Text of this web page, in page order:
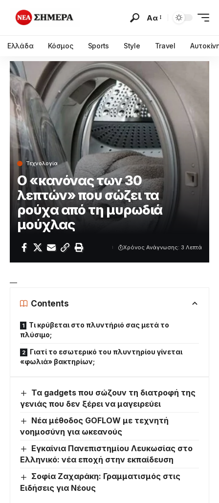
Αα
Ελλάδα Κόσμος Sports Style Travel
Τεχνολογία
Ο «κανόνας των 30
λεπτών» που σώζει τα
ρούχα από τη μυρωδιά
μούχλας
Χρόνος Ανάγνωσης: 3 Λεπτά
—
Contents
Τι κρύβεται στο πλυντήριό σας μετά το
πλύσιμο;
Γιατί το εσωτερικό του πλυντηρίου γίνεται
«φωλιά» βακτηρίων;
Τα gadgets που σώζουν τη διατροφή της
γενιάς που δεν ξέρει να μαγειρεύει
Νέα μέθοδος GOFLOW με τεχνητή
νοημοσύνη για ωκεανούς
Εγκαίνια Πανεπιστημίου Λευκωσίας στο
Ελληνικό: νέα εποχή στην εκπαίδευση
Σοφία Ζαχαράκη: Γραμματισμός στις
Ειδήσεις για Νέους